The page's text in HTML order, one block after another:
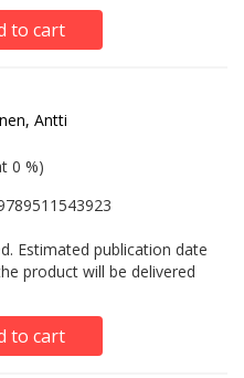
to cart
Antti
0 %)
Estimated publication date
product will be delivered
to cart